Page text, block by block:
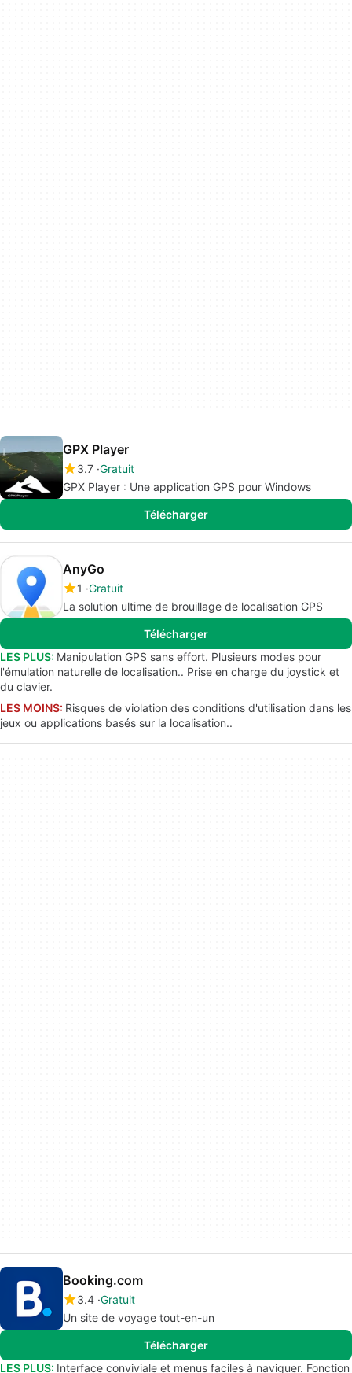
GPX Player
3.7 Gratuit
GPX Player : Une application GPS pour Windows
Télécharger
AnyGo
1 Gratuit
La solution ultime de brouillage de localisation GPS
Télécharger
LES PLUS: Manipulation GPS sans effort. Plusieurs modes pour
l'émulation naturelle de localisation.. Prise en charge du joystick et
du clavier.
LES MOINS: Risques de violation des conditions d'utilisation dans les
jeux ou applications basés sur la localisation..
Booking.com
3.4 Gratuit
Un site de voyage tout-en-un
Télécharger
LES PLUS: Interface conviviale et menus faciles à naviguer. Fonction